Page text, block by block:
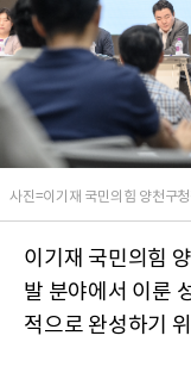
사진=이기재 국민의힘 양천구
이기재 국민의힘
발 분야에서 이룬
적으로 완성하기